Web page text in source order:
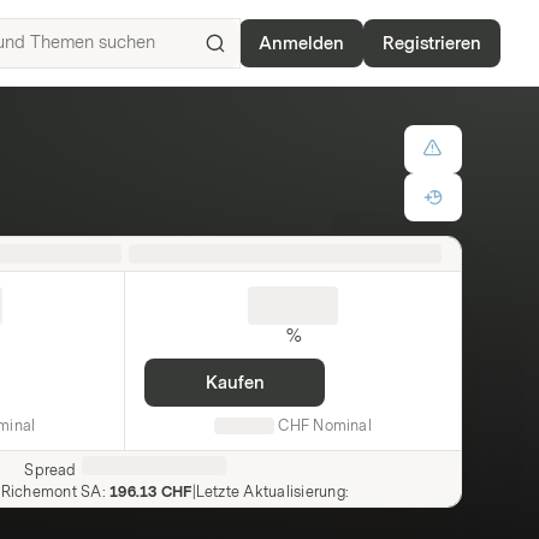
ISIN,
Basiswerte,
Anmelden Registrieren
%
Kaufen
CHF Nominal
Spread
SA: 196.13 CHF Letzte Aktualisierung: